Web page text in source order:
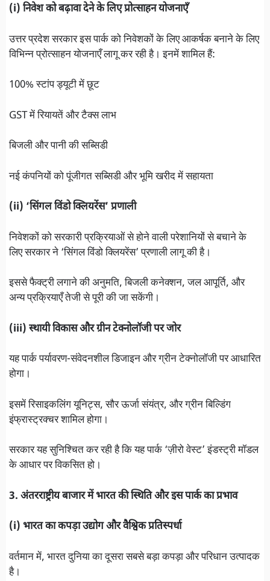
(i) निवेश को बढ़ावा देने के लिए प्रोत्साहन योजनाएँ
उत्तर प्रदेश सरकार इस पार्क को निवेशकों के लिए आकर्षक बनाने के लिए
विभिन्न प्रोत्साहन योजनाएँ लागू कर रही है। इनमें शामिल हैं:
100% स्टांप ड्यूटी में छूट
GST में रियायतें और टैक्स लाभ
बिजली और पानी की सब्सिडी
नई कंपनियों को पूंजीगत सब्सिडी और भूमि खरीद में सहायता
(ii) ‘सिंगल विंडो क्लियरेंस’ प्रणाली
निवेशकों को सरकारी प्रक्रियाओं से होने वाली परेशानियों से बचाने के
लिए सरकार ने ‘सिंगल विंडो क्लियरेंस’ प्रणाली लागू की है।
इससे फैक्ट्री लगाने की अनुमति, बिजली कनेक्शन, जल आपूर्ति, और
अन्य प्रक्रियाएँ तेजी से पूरी की जा सकेंगी।
(iii) स्थायी विकास और ग्रीन टेक्नोलॉजी पर जोर
यह पार्क पर्यावरण-संवेदनशील डिजाइन और ग्रीन टेक्नोलॉजी पर आधारित
होगा।
इसमें रिसाइकलिंग यूनिट्स, सौर ऊर्जा संयंत्र, और ग्रीन बिल्डिंग
इंफ्रास्ट्रक्चर शामिल होगा।
सरकार यह सुनिश्चित कर रही है कि यह पार्क ‘ज़ीरो वेस्ट’ इंडस्ट्री मॉडल
के आधार पर विकसित हो।
3. अंतरराष्ट्रीय बाजार में भारत की स्थिति और इस पार्क का प्रभाव
(i) भारत का कपड़ा उद्योग और वैश्विक प्रतिस्पर्धा
वर्तमान में, भारत दुनिया का दूसरा सबसे बड़ा कपड़ा और परिधान उत्पादक
है।